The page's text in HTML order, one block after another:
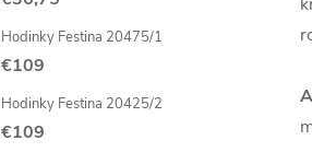
Hodinky Festina 20475/1
€109
Hodinky Festina 20425/2
€109